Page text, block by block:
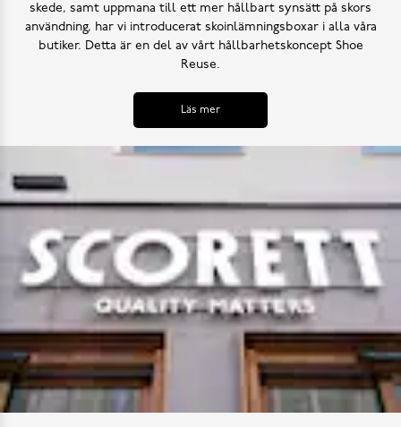
skede, samt uppmana till ett mer hållbart synsätt på skors
användning, har vi introducerat skoinlämningsboxar i alla våra
butiker. Detta är en del av vårt hållbarhetskoncept Shoe
Reuse.
Läs mer